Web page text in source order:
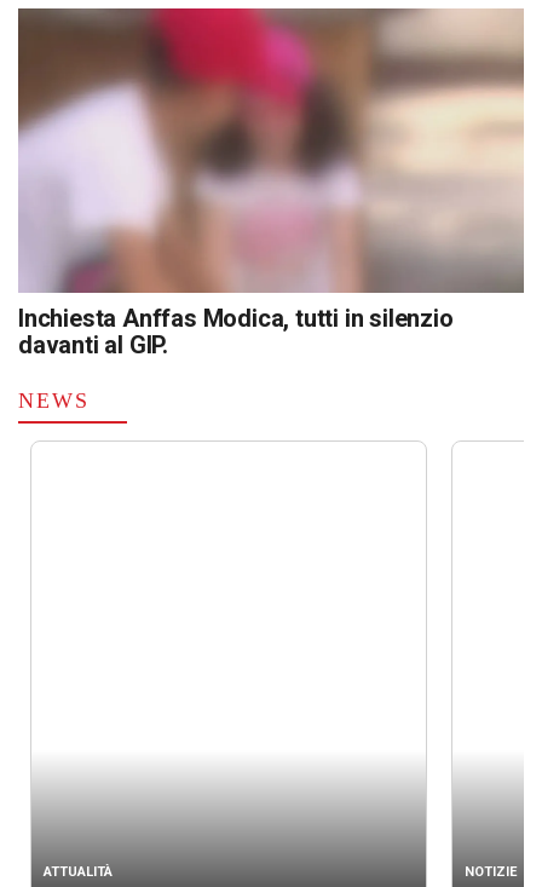
Inchiesta Anffas Modica, tutti in silenzio
davanti al GIP.
NEWS
ATTUALITÀ NOTIZIE